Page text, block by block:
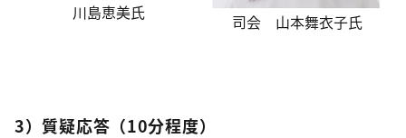
川島恵美氏 司会 山本舞衣子氏
3）質疑応答（10分程度）